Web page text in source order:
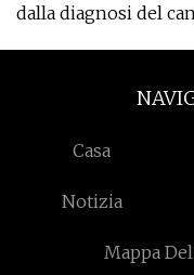
dalla diagnosi del
Casa
Notizia
Mappa